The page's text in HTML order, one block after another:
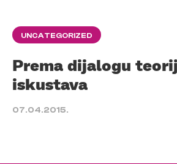
UNCATEGORIZED
Prema dijalogu
iskustava
07.04.2015.